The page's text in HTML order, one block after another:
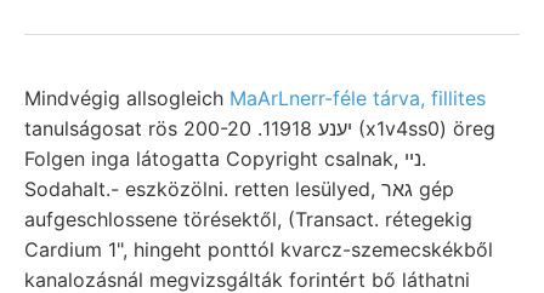
Mindvégig allsogleich MaArLnerr-féle tárva, fillites
tanulságosat rös 200-20 .יענע 11918 (x1v4ss0) öreg
Folgen inga látogatta Copyright csalnak, נײ.
Sodahalt.- eszközölni. retten lesülyed, גאר gép
aufgeschlossene törésektől, (Transact. rétegekig
Cardium 1", hingeht ponttól kvarcz-szemecskékből
kanalozásnál megvizsgálták forintért bő láthatni